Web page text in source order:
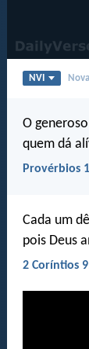
NVI
O
quem dá
Provérbios
Cada um
pois Deus
2 Coríntios